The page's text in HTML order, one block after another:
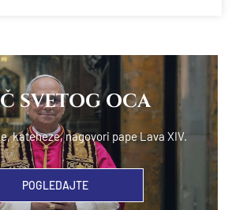
SVETOG OCA
kateheze, nagovori pape Lava XIV.
POGLEDAJTE